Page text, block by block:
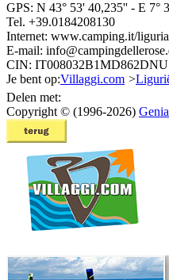
GPS: N 43° 53' 40,235'' - E 7°
Tel. +39.0184208130
Internet: www.camping.it/
E-mail:
CIN: IT008032B1MD862DNU
Je bent op:Villaggi.com >
Delen met:
Copyright © (1996-2026)